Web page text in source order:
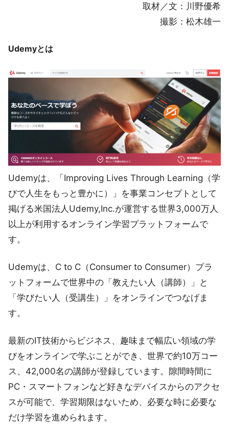
取材／文：川野優希
撮影：松木雄一
Udemyとは
Udemyは、「Improving Lives Through Learning（学
びで人生をもっと豊かに）」を事業コンセプトとして
掲げる米国法人Udemy,Inc.が運営する世界3,000万人
以上が利用するオンライン学習プラットフォームで
す。
Udemyは、C to C（Consumer to Consumer）プラ
ットフォームで世界中の「教えたい人（講師）」と
「学びたい人（受講生）」をオンラインでつなげま
す。
最新のIT技術からビジネス、趣味まで幅広い領域の学
びをオンラインで学ぶことができ、世界で約10万コー
ス、42,000名の講師が登録しています。隙間時間に
PC・スマートフォンなど好きなデバイスからのアクセ
スが可能で、学習期限はないため、必要な時に必要な
だけ学習を進められます。